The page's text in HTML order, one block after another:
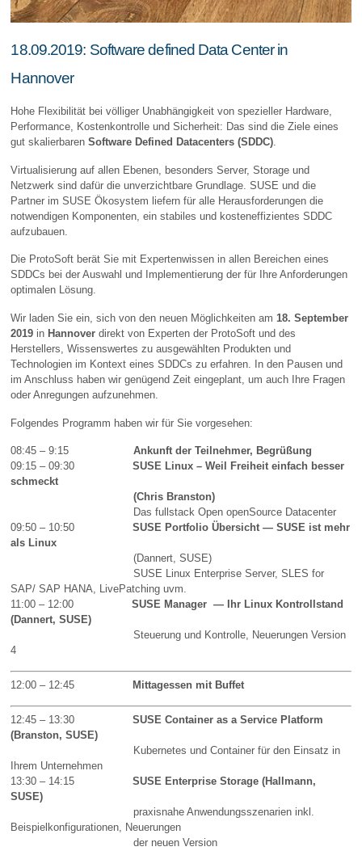
18.09.2019: Software defined Data Center in
Hannover
Hohe Flexibilität bei völliger Unabhängigkeit von spezieller Hardware,
Performance, Kostenkontrolle und Sicherheit: Das sind die Ziele eines
gut skalierbarenSoftware Defined Datacenters (SDDC).
Virtualisierung auf allen Ebenen, besonders Server, Storage und
Netzwerk sind dafür die unverzichtbare Grundlage. SUSE und die
Partner im SUSE Ökosystem liefern für alle Herausforderungen die
notwendigen Komponenten, ein stabiles und kosteneffizientes SDDC
aufzubauen.
Die ProtoSoft berät Sie mit Expertenwissen in allen Bereichen eines
SDDCs bei der Auswahl und Implementierung der für Ihre Anforderungen
optimalen Lösung.
Wir laden Sie ein, sich von den neuen Möglichkeiten am 18. September
2019 in Hannoverdirekt von Experten der ProtoSoft und des
Herstellers, Wissenswertes zu ausgewählten Produkten und
Technologien im Kontext eines SDDCs zu erfahren. In den Pausen und
im Anschluss haben wir genügend Zeit eingeplant, um auch Ihre Fragen
oder Anregungen aufzunehmen.
Folgendes Programm haben wir für Sie vorgesehen:
08:45 – 9:15Ankunft der Teilnehmer, Begrüßung
09:15 – 09:30
SUSE Linux – Weil Freiheit einfach besser
schmeckt
(Chris Branston)
Das fullstack Open openSource Datacenter
09:50 – 10:50SUSE Portfolio Übersicht — SUSE ist mehr
als Linux
(Dannert, SUSE)
SUSE Linux Enterprise Server, SLES for
SAP/ SAP HANA, LivePatching uvm.
11:00 – 12:00SUSE Manager — Ihr Linux Kontrollstand
(Dannert, SUSE)
Steuerung und Kontrolle, Neuerungen Version
4
12:00 – 12:45 Mittagessen mit Buffet
12:45 – 13:30SUSE Container as a Service Platform
(Branston, SUSE)
Kubernetes und Container für den Einsatz in
Ihrem Unternehmen
13:30 – 14:15SUSE Enterprise Storage (Hallmann,
SUSE)
praxisnahe Anwendungsszenarien inkl.
Beispielkonfigurationen, Neuerungen
der neuen Version